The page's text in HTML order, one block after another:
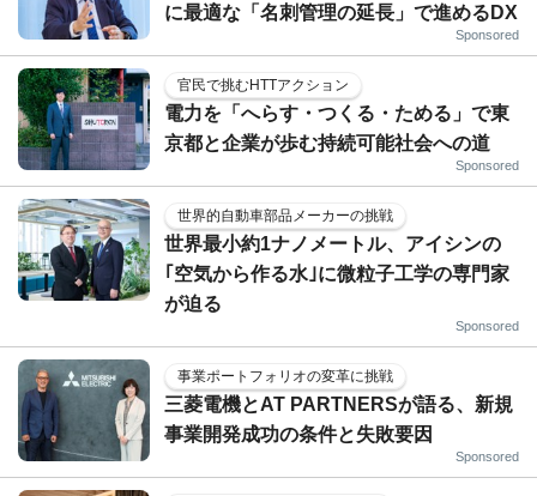
に最適な「名刺管理の延長」で進めるDX
Sponsored
官民で挑むHTTアクション
電力を「へらす・つくる・ためる」で東
京都と企業が歩む持続可能社会への道
Sponsored
世界的自動車部品メーカーの挑戦
世界最小約1ナノメートル、アイシンの
｢空気から作る水｣に微粒子工学の専門家
が迫る
Sponsored
事業ポートフォリオの変革に挑戦
三菱電機とAT PARTNERSが語る、新規
事業開発成功の条件と失敗要因
Sponsored